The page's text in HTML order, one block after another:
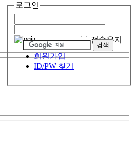
로그인
접속유지
회원가입
ID/PW 찾기